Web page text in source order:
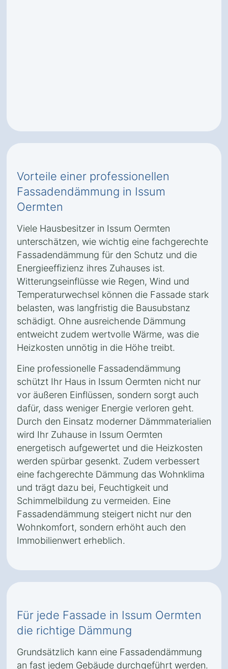
Vorteile einer professionellen
Fassadendämmung in Issum
Oermten
Viele Hausbesitzer in Issum Oermten
unterschätzen, wie wichtig eine fachgerechte
Fassadendämmung für den Schutz und die
Energieeffizienz ihres Zuhauses ist.
Witterungseinflüsse wie Regen, Wind und
Temperaturwechsel können die Fassade stark
belasten, was langfristig die Bausubstanz
schädigt. Ohne ausreichende Dämmung
entweicht zudem wertvolle Wärme, was die
Heizkosten unnötig in die Höhe treibt.
Eine professionelle Fassadendämmung
schützt Ihr Haus in Issum Oermten nicht nur
vor äußeren Einflüssen, sondern sorgt auch
dafür, dass weniger Energie verloren geht.
Durch den Einsatz moderner Dämmmaterialien
wird Ihr Zuhause in Issum Oermten
energetisch aufgewertet und die Heizkosten
werden spürbar gesenkt. Zudem verbessert
eine fachgerechte Dämmung das Wohnklima
und trägt dazu bei, Feuchtigkeit und
Schimmelbildung zu vermeiden. Eine
Fassadendämmung steigert nicht nur den
Wohnkomfort, sondern erhöht auch den
Immobilienwert erheblich.
Für jede Fassade in Issum Oermten
die richtige Dämmung
Grundsätzlich kann eine Fassadendämmung
an fast jedem Gebäude durchgeführt werden.